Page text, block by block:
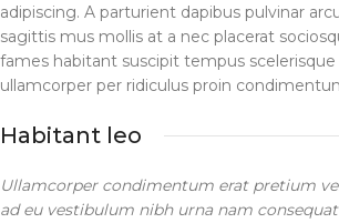
adipiscing. A parturient dapibus pulvinar
sagittis mus mollis at a nec placerat
fames habitant suscipit tempus scelerisque
ullamcorper per ridiculus proin
Habitant leo
Ullamcorper condimentum erat pretium
ad eu vestibulum nibh urna nam